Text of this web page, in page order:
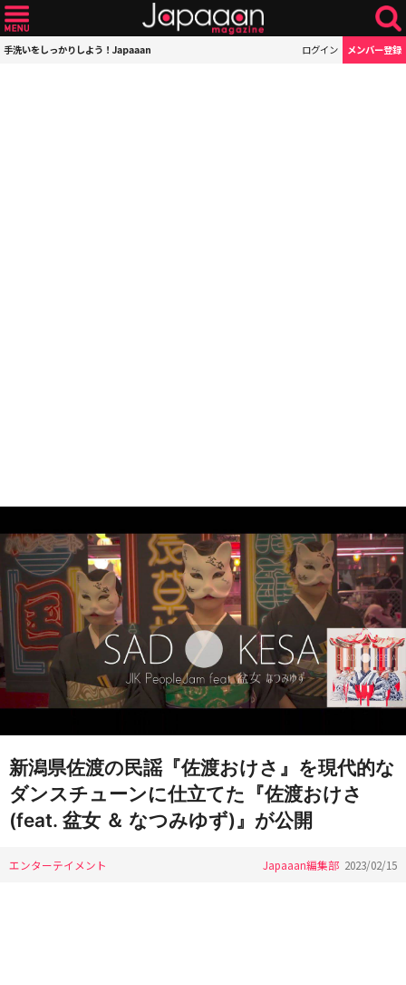
手洗いをしっかりしよう！Japaaan ログイン メンバー登録
新潟県佐渡の民謡『佐渡おけさ』を現代的な
ダンスチューンに仕立てた『佐渡おけさ
(feat. 盆女 ＆ なつみゆず)』が公開
エンターテイメント Japaaan編集部 2023/02/15